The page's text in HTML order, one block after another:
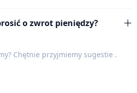
o zwrot pieniędzy?
Chętnie przyjmiemy sugestie .